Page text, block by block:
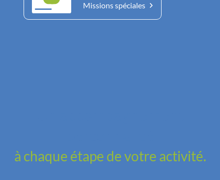
Missions spéciales
à chaque étape de votre activité.